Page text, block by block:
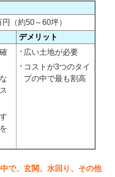
（約50～60坪）
デメリット
広い土地が必要
コストが3つのタイ
プの中で最も割高
で、玄関、水回り、その他